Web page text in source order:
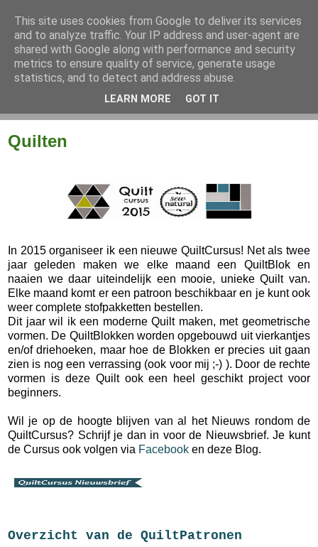
Quilten
In 2015 organiseer ik een nieuwe QuiltCursus! Net als twee
jaar geleden maken we elke maand een QuiltBlok en
naaien we daar uiteindelijk een mooie, unieke Quilt van.
Elke maand komt er een patroon beschikbaar en je kunt ook
weer complete stofpakketten bestellen.
Dit jaar wil ik een moderne Quilt maken, met geometrische
vormen. De QuiltBlokken worden opgebouwd uit vierkantjes
en/of driehoeken, maar hoe de Blokken er precies uit gaan
zien is nog een verrassing (ook voor mij ;-) ). Door de rechte
vormen is deze Quilt ook een heel geschikt project voor
beginners.
Wil je op de hoogte blijven van al het Nieuws rondom de
QuiltCursus? Schrijf je dan in voor de Nieuwsbrief. Je kunt
de Cursus ook volgen via Facebook en deze Blog.
Overzicht van de QuiltPatronen
This site uses cookies from Google to deliver its services
and to analyze traffic. Your IP address and user-agent are
shared with Google along with performance and security
metrics to ensure quality of service, generate usage
statistics, and to detect and address abuse.
LEARN MORE GOT IT